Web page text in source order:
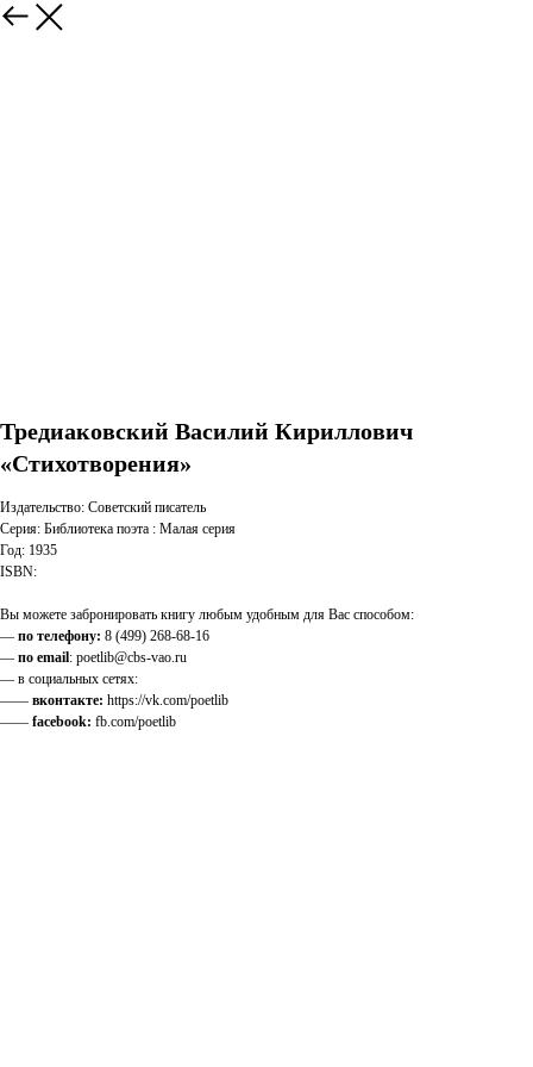
Тредиаковский Василий Кириллович
«Стихотворения»
Издательство: Советский писатель
Серия: Библиотека поэта : Малая серия
Год: 1935
ISBN:
Вы можете забронировать книгу любым удобным для Вас способом:
— по телефону: 8 (499) 268-68-16
— по email: poetlib@cbs-vao.ru
— в социальных сетях:
—— вконтакте: https://vk.com/poetlib
—— facebook: fb.com/poetlib